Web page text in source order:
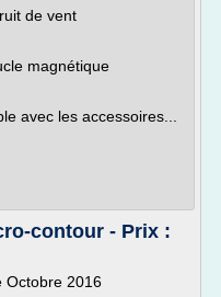
de vent
magnétique
avec les accessoires...
contour - Prix :
Octobre 2016